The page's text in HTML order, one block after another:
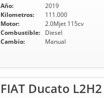
Año:
2019
Kilometros:
111.000
Motor:
2.0Mjet 115cv
Combustible:
Diesel
Cambio:
Manual
FIAT Ducato